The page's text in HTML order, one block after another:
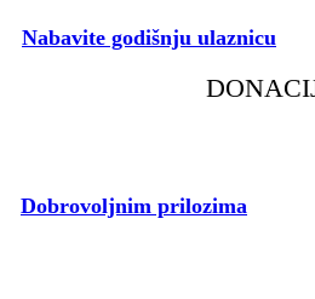
Nabavite godišnju ulaznicu
Dobrovoljnim prilozima